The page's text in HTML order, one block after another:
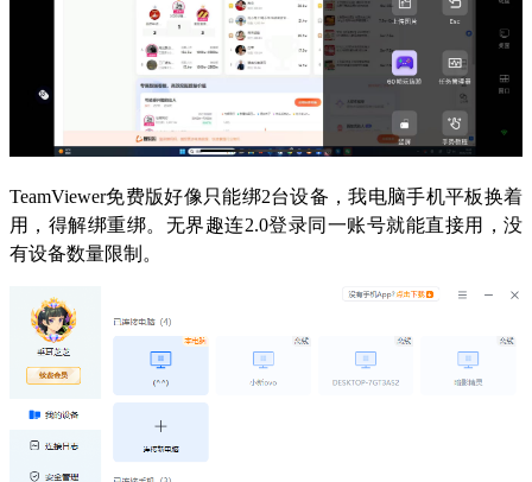
TeamViewer免费版好像只能绑2台设备，我电脑手机平板换着
用，得解绑重绑。无界趣连2.0登录同一账号就能直接用，没
有设备数量限制。